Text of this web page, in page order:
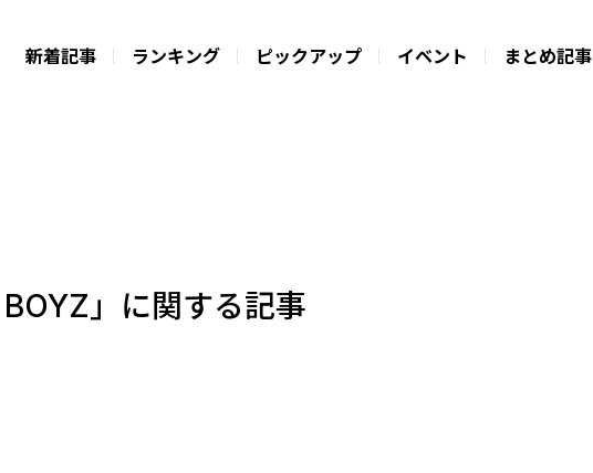
新着記事 ランキング ピックアップ イベント まとめ記事
BOYZ」に関する記事